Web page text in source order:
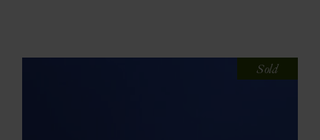
Sold